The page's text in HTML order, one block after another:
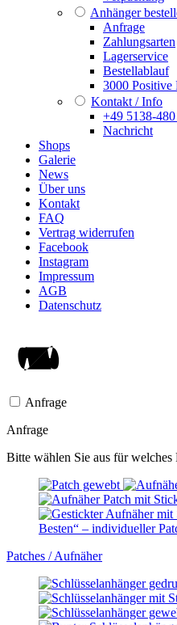
Anhänger
Anfrage
Zahlungsarten
Lagerservice
Bestellablauf
3000 Positive
Kontakt / Info
+49 5138-
Nachricht
Shops
Galerie
News
Über uns
Kontakt
FAQ
Vertrag widerrufen
Facebook
Instagram
Impressum
AGB
Datenschutz
Anfrage
Anfrage
Bitte wählen Sie aus für welches
Patches / Aufnäher